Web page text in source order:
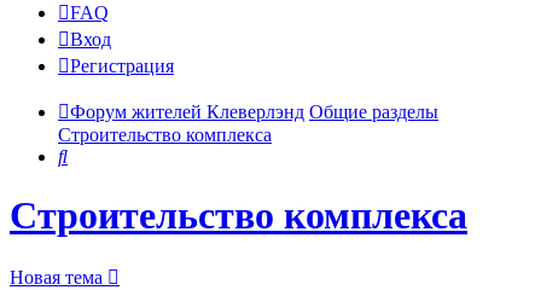
FAQ
Вход
Регистрация
Форум жителей Клеверлэнд Общие разделы
Строительство комплекса
Поиск
Строительство комплекса
Новая тема